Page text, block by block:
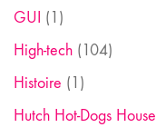
GUI (1)
High-tech (104)
Histoire (1)
Hutch Hot-Dogs House